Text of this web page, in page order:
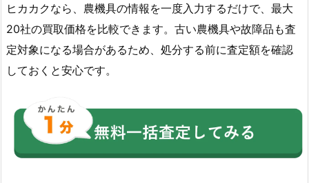
ヒカカクなら、農機具の情報を一度入力するだけで、最大
20社の買取価格を比較できます。古い農機具や故障品も査
定対象になる場合があるため、処分する前に査定額を確認
しておくと安心です。